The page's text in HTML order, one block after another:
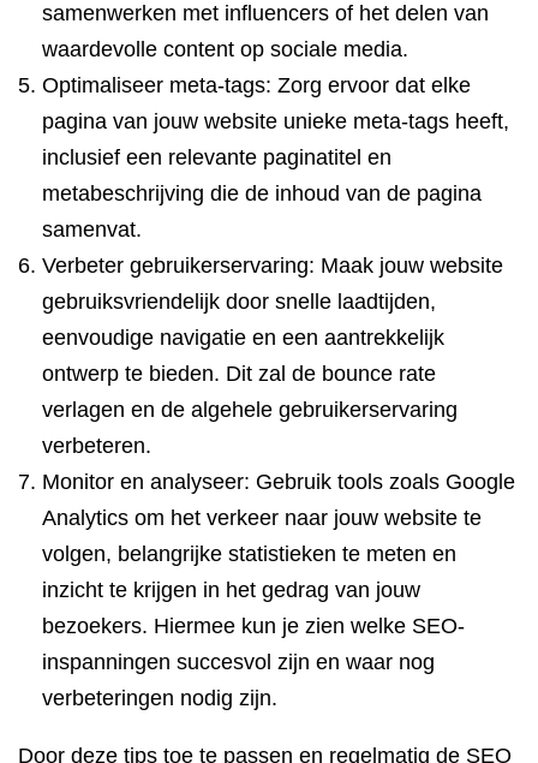
samenwerken met influencers of het delen van
waardevolle content op sociale media.
Optimaliseer meta-tags: Zorg ervoor dat elke
pagina van jouw website unieke meta-tags heeft,
inclusief een relevante paginatitel en
metabeschrijving die de inhoud van de pagina
samenvat.
Verbeter gebruikerservaring: Maak jouw website
gebruiksvriendelijk door snelle laadtijden,
eenvoudige navigatie en een aantrekkelijk
ontwerp te bieden. Dit zal de bounce rate
verlagen en de algehele gebruikerservaring
verbeteren.
Monitor en analyseer: Gebruik tools zoals Google
Analytics om het verkeer naar jouw website te
volgen, belangrijke statistieken te meten en
inzicht te krijgen in het gedrag van jouw
bezoekers. Hiermee kun je zien welke SEO-
inspanningen succesvol zijn en waar nog
verbeteringen nodig zijn.
Door deze tips toe te passen en regelmatig de SEO